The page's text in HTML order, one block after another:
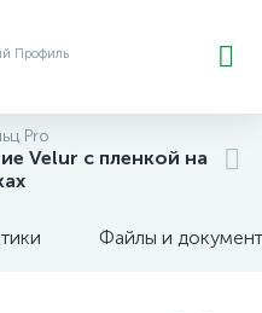
Pro
Velur с пленкой на
Файлы и